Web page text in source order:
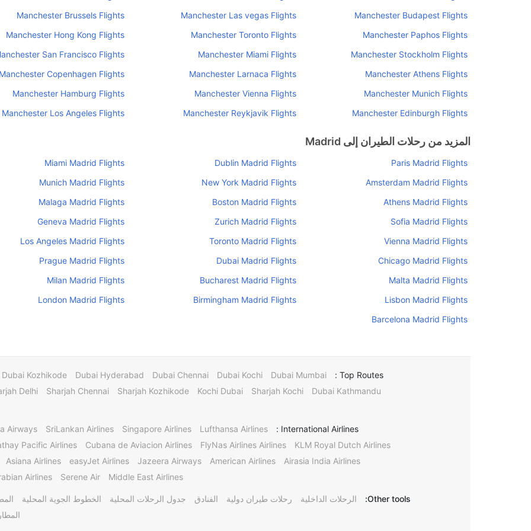
Manchester Budapest Flights
Manchester Las vegas Flights
Manchester Brussels Flights
Manchester Paphos Flights
Manchester Toronto Flights
Manchester Hong Kong Flights
Manchester Stockholm Flights
Manchester Miami Flights
San Francisco Flights
Manchester Athens Flights
Manchester Larnaca Flights
Copenhagen Flights
Manchester Munich Flights
Manchester Vienna Flights
Manchester Hamburg Flights
Manchester Edinburgh Flights
Manchester Reykjavik Flights
Manchester Los Angeles Flights
المزيد من رحلات الطيران إلى Madrid
Paris Madrid Flights
Dublin Madrid Flights
Miami Madrid Flights
Amsterdam Madrid Flights
New York Madrid Flights
Munich Madrid Flights
Athens Madrid Flights
Boston Madrid Flights
Malaga Madrid Flights
Sofia Madrid Flights
Zurich Madrid Flights
Geneva Madrid Flights
Vienna Madrid Flights
Toronto Madrid Flights
Los Angeles Madrid Flights
Chicago Madrid Flights
Dubai Madrid Flights
Prague Madrid Flights
Malta Madrid Flights
Bucharest Madrid Flights
Milan Madrid Flights
Lisbon Madrid Flights
Birmingham Madrid Flights
London Madrid Flights
Barcelona Madrid Flights
Top Routes :
Dubai Mumbai
Dubai Kochi
Dubai Chennai
Dubai Hyderabad
Dubai Kozhikode
Dubai Kathmandu
Sharjah Kochi
Kochi Dubai
Sharjah Kozhikode
Sharjah Chennai
Delhi
International Airlines :
Lufthansa Airlines
Singapore Airlines
SriLankan Airlines
Airways
KLM Royal Dutch Airlines
FlyNas Airlines Airlines
Cubana de Aviacion Airlines
Pacific Airlines
Airasia India Airlines
American Airlines
Jazeera Airways
easyJet Airlines
Asiana Airlines
Middle East Airlines
Serene Air
Airlines
Other tools: الرحلات الداخلية رحلات طيران دولية الفنادق جدول الرحلات المحلية الخطوط الجوية المحلية